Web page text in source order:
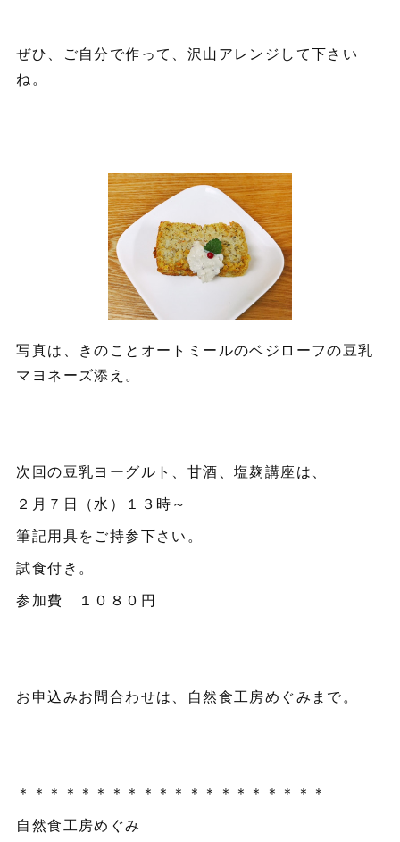
ぜひ、ご自分で作って、沢山アレンジして下さい
ね。
写真は、きのことオートミールのベジローフの豆乳
マヨネーズ添え。
次回の豆乳ヨーグルト、甘酒、塩麹講座は、
２月７日（水）１３時～
筆記用具をご持参下さい。
試食付き。
参加費 １０８０円
お申込みお問合わせは、自然食工房めぐみまで。
＊＊＊＊＊＊＊＊＊＊＊＊＊＊＊＊＊＊＊＊
自然食工房めぐみ